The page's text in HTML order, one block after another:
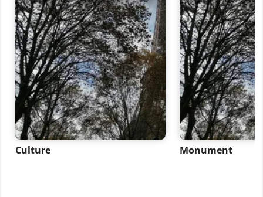
Culture Monument